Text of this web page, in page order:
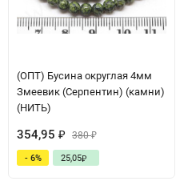
(ОПТ) Бусина округлая 4мм
Змеевик (Серпентин) (камни)
(НИТЬ)
354,95 ₽ 380₽
- 6% 25,05₽